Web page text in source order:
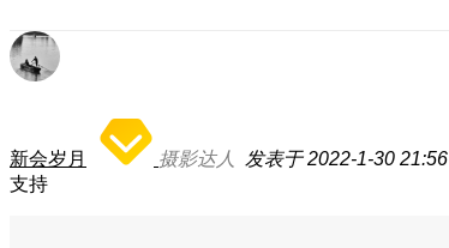
新会岁月 摄影达人 发表于 2022-1-30 21:56
支持